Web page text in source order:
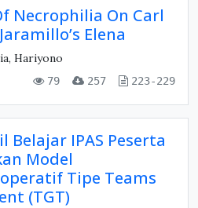
Necrophilia On Carl
Elena
Hariyono
79 257 223-229
Belajar IPAS Peserta
Model
Tipe Teams
(TGT)